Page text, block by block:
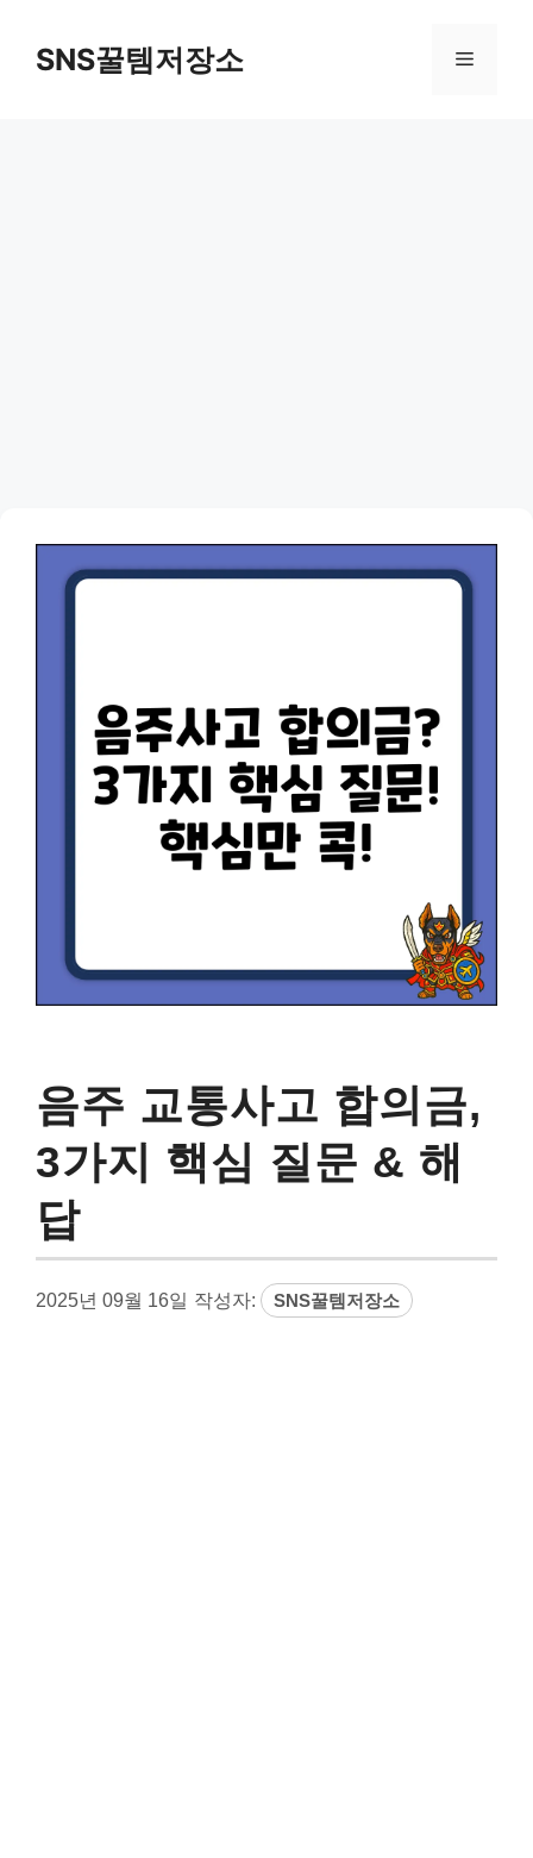
SNS꿀템저장소 메
음주 교통사고 합의금,
3가지 핵심 질문 & 해
답
2025년 09월 16일 작성자: SNS꿀템저장소